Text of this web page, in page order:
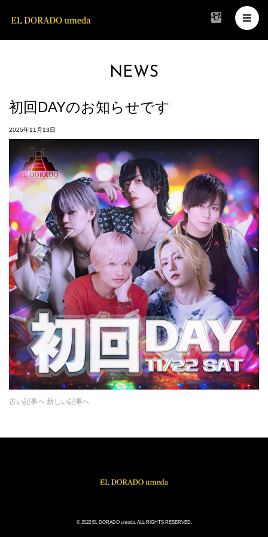
NEWS
初回DAYのお知らせです
2025年11月13日
古い記事へ 新しい記事へ
© 2022 EL DORADO umeda. ALL RIGHTS RESERVED.